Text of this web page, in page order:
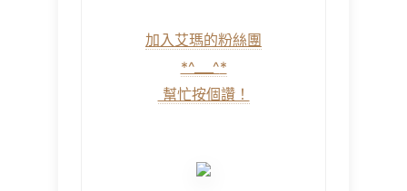
加入艾瑪的粉絲團
*^___^*
幫忙按個讚！